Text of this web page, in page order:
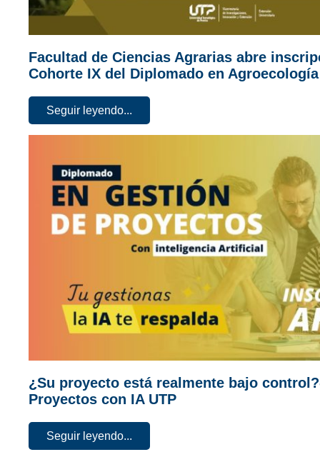
Facultad de Ciencias Agrarias abre
Cohorte IX del Diplomado en
Seguir leyendo...
¿Su proyecto está realmente bajo
Proyectos con IA UTP
Seguir leyendo...